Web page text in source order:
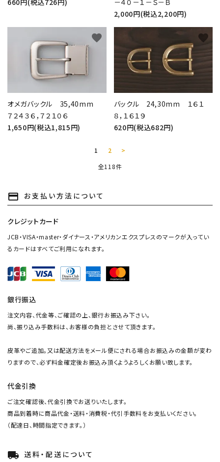
2,000円(税込2,200円)
オメガバックル 35,40mm
７２４３６，７２１０６
1,650円(税込1,815円)
favorite
バックル 24,30mm １６１
８，１６１９
620円(税込682円)
favorite
1 2
>
全118件
payment お支払い方法について
クレジットカード
JCB・VISA・master・ダイナース・アメリカンエクスプレスのマークが入ってい
るカードはすべてご利用になれます。
銀行振込
注文内容、代金等、ご確認の上、銀行お振込み下さい。
尚、振り込み手数料は、お客様の負担とさせて頂きます。
皮革やご追加。又は配送方法をメール便にされる場合お振込みの金額が変わ
りますので、必ず料金確定後お振込み頂くようよろしくお願い致します。
代金引換
ご注文確認後、代金引換でお送りいたします。
商品到着時に商品代金・送料・消費税・代引手数料をお支払いください。
（配達日、時間指定できます。）
local_shipping 送料・配送について